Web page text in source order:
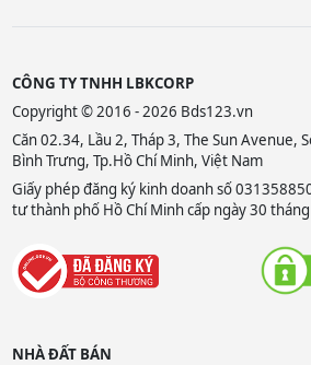
CÔNG TY TNHH LBKCORP
Copyright © 2016 - 2026 Bds123.vn
Căn 02.34, Lầu 2, Tháp 3, The Sun Avenue,
Bình Trưng, Tp.Hồ Chí Minh, Việt Nam
Giấy phép đăng ký kinh doanh số
tư thành phố Hồ Chí Minh cấp ngày 30
NHÀ ĐẤT BÁN